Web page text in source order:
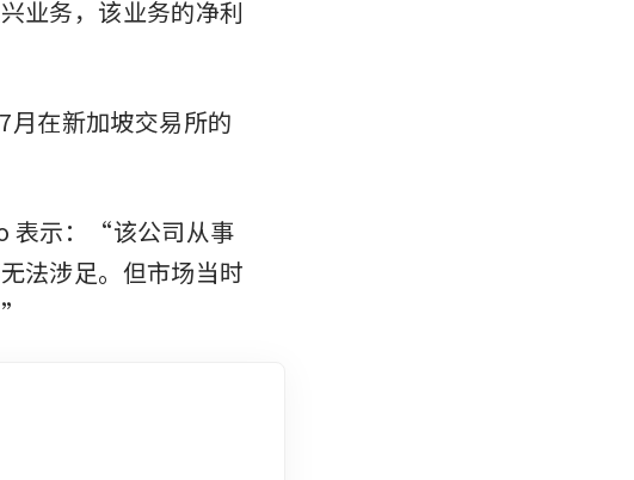
业务，该业务的净利
月在新加坡交易所的
表示：“该公司从事
法涉足。但市场当时